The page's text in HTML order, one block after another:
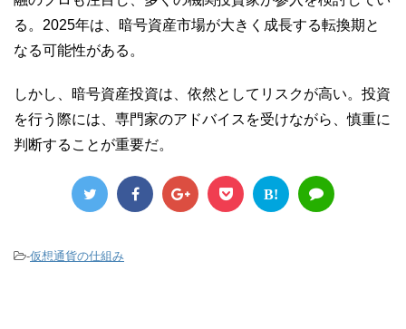
る。2025年は、暗号資産市場が大きく成長する転換期と
なる可能性がある。
しかし、暗号資産投資は、依然としてリスクが高い。投資
を行う際には、専門家のアドバイスを受けながら、慎重に
判断することが重要だ。
B!
-仮想通貨の仕組み